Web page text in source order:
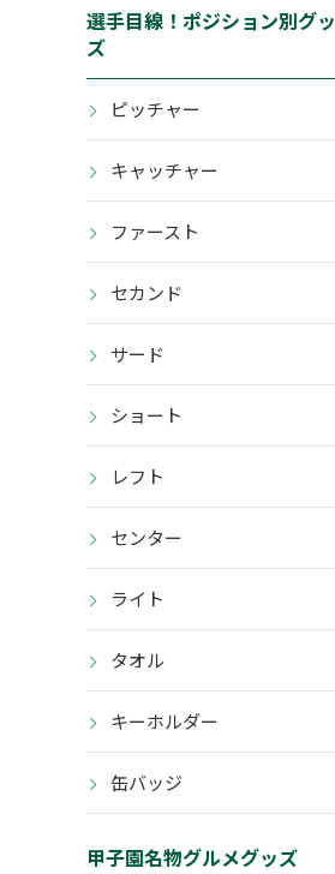
選手目線！ポジション別グッ
ズ
ピッチャー
キャッチャー
ファースト
セカンド
サード
ショート
レフト
センター
ライト
タオル
キーホルダー
缶バッジ
甲子園名物グルメグッズ